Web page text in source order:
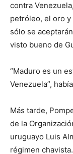
contra
petróleo, el oro
sólo se
visto bueno de
“Maduro es un
Venezuela”,
Más tarde,
de la
uruguayo Luis
régimen chavista.